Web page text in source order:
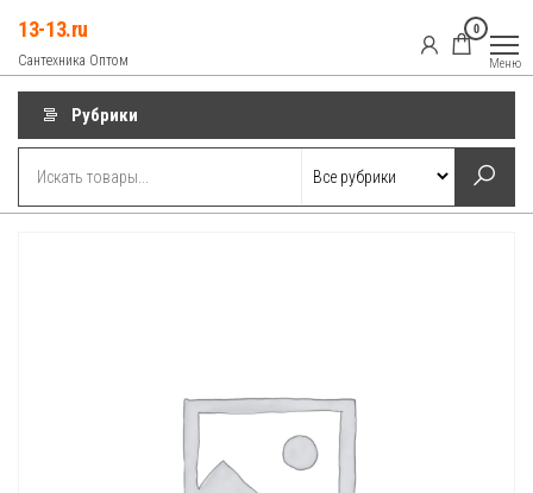
содержимому
13-13.ru
Сантехника Оптом
0
Меню
Рубрики